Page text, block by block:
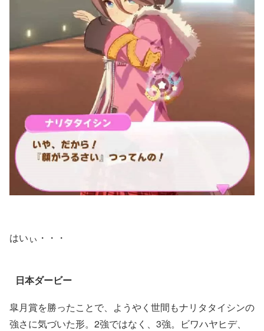
はいぃ・・・
日本ダービー
皐月賞を勝ったことで、ようやく世間もナリタタイシンの
強さに気づいた形。2強ではなく、3強。ビワハヤヒデ、